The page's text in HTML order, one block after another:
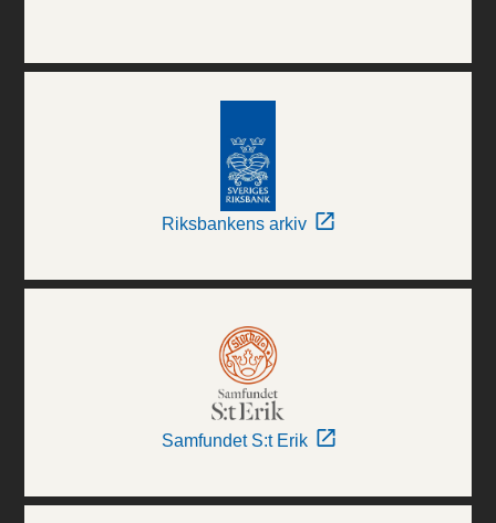
Riksbankens arkiv
Samfundet S:t Erik